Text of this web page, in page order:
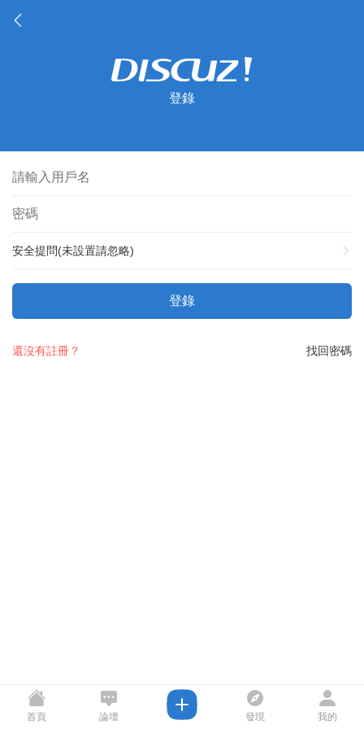
登錄
安全提問(未設置請忽略)
登錄
找回密碼
還沒有註冊？
首頁 論壇 發現 我的